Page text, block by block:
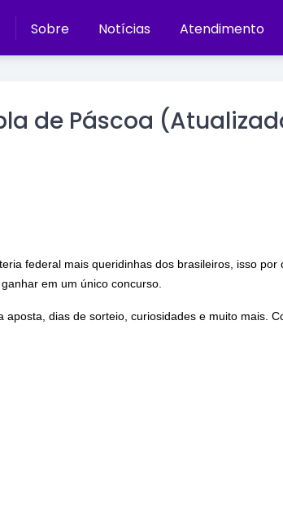
Sobre Notícias Atendimento
de Páscoa
federal mais queridinhas dos brasileiros, isso por
em um único concurso.
aposta, dias de sorteio, curiosidades e muito mais.